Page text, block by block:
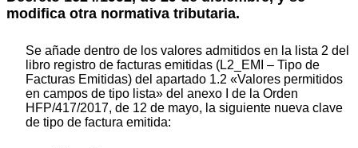
modifica otra normativa tributaria.
Se añade dentro de los valores admitidos en la lista 2 del
libro registro de facturas emitidas (L2_EMI – Tipo de
Facturas Emitidas) del apartado 1.2 «Valores permitidos
en campos de tipo lista» del anexo I de la Orden
HFP/417/2017, de 12 de mayo, la siguiente nueva clave
de tipo de factura emitida: